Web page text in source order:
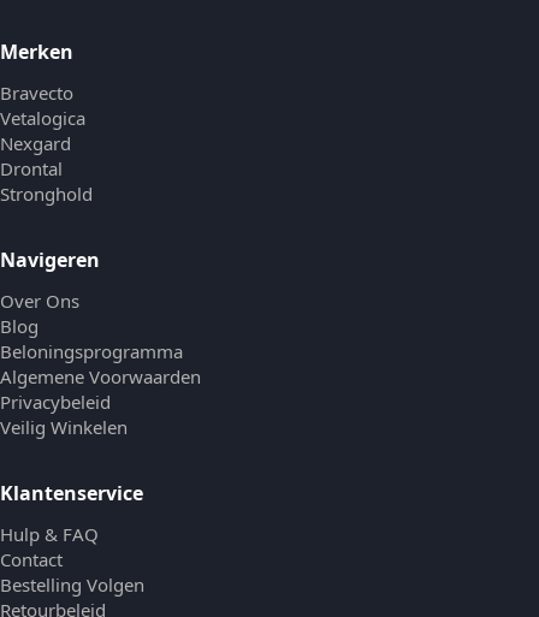
Merken
Bravecto
Vetalogica
Nexgard
Drontal
Stronghold
Navigeren
Over Ons
Blog
Beloningsprogramma
Algemene Voorwaarden
Privacybeleid
Veilig Winkelen
Klantenservice
Hulp & FAQ
Contact
Bestelling Volgen
Retourbeleid